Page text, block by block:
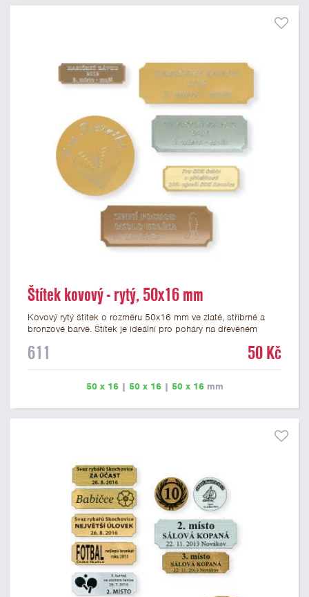
Štítek kovový - rytý, 50x16 mm
Kovový rytý štítek o rozměru 50x16 mm ve zlaté, stříbrné a
bronzové barvě. Štítek je ideální pro poháry na dřevěném
nebo text. U textu doporučujeme maximálně 3 řádky, aby byla
možné přiložit v prvním kroku objednávky.
611 50 Kč
50 x 16| 50 x 16| 50 x 16mm